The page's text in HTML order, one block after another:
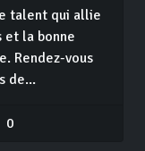
talent qui allie
et la bonne
Rendez-vous
de...
0